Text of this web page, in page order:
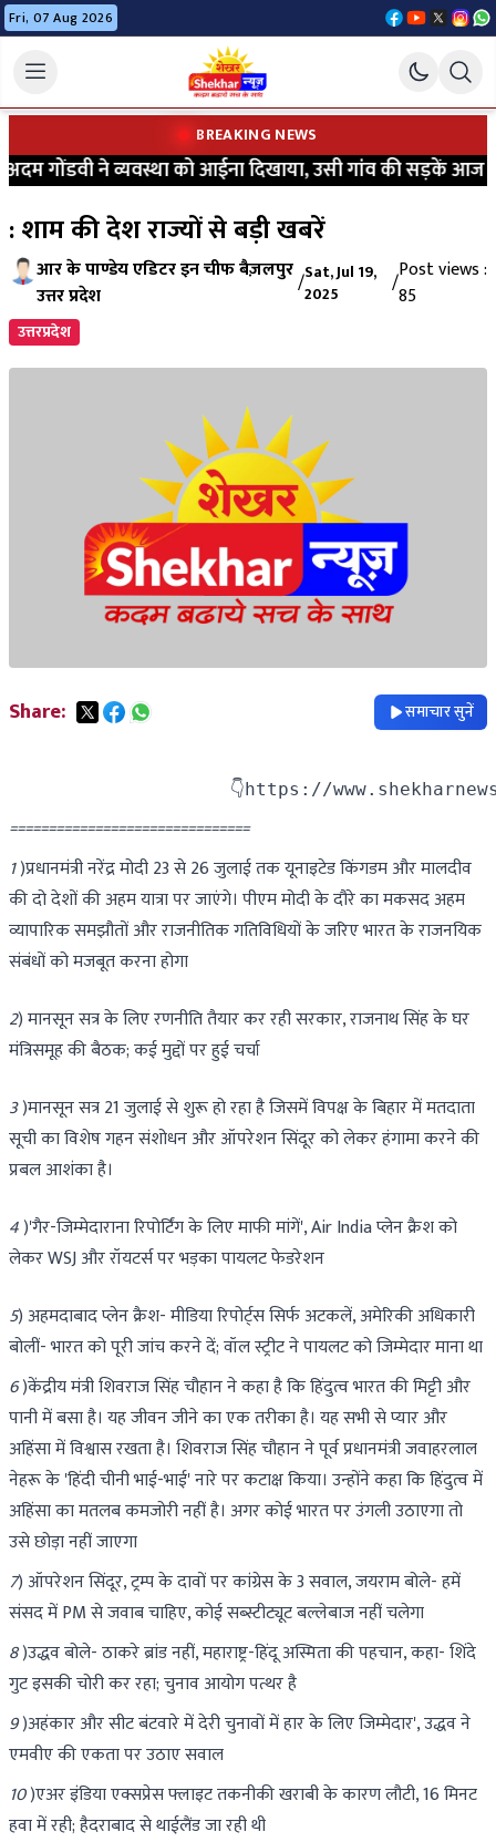
Fri, 07 Aug 2026
BREAKING NEWS
गोंडवी ने व्यवस्था को आईना दिखाया, उसी गांव की सड़कें आज भी
: शाम की देश राज्यों से बड़ी खबरें
आर के पाण्डेय एडिटर इन चीफ बैज़लपुर
उत्तर प्रदेश
/Sat, Jul 19,
2025
/Post views :
85
उत्तरप्रदेश
Share: समाचार सुनें
👇https://
===============================
1)प्रधानमंत्री नरेंद्र मोदी 23 से 26 जुलाई तक यूनाइटेड किंगडम और मालदीव
की दो देशों की अहम यात्रा पर जाएंगे। पीएम मोदी के दौरे का मकसद अहम
व्यापारिक समझौतों और राजनीतिक गतिविधियों के जरिए भारत के राजनयिक
संबंधों को मजबूत करना होगा
2) मानसून सत्र के लिए रणनीति तैयार कर रही सरकार, राजनाथ सिंह के घर
मंत्रिसमूह की बैठक; कई मुद्दों पर हुई चर्चा
3)मानसून सत्र 21 जुलाई से शुरू हो रहा है जिसमें विपक्ष के बिहार में मतदाता
सूची का विशेष गहन संशोधन और ऑपरेशन सिंदूर को लेकर हंगामा करने की
प्रबल आशंका है।
4)'गैर-जिम्मेदाराना रिपोर्टिंग के लिए माफी मांगें', Air India प्लेन क्रैश को
लेकर WSJ और रॉयटर्स पर भड़का पायलट फेडरेशन
5) अहमदाबाद प्लेन क्रैश- मीडिया रिपोर्ट्स सिर्फ अटकलें, अमेरिकी अधिकारी
बोलीं- भारत को पूरी जांच करने दें; वॉल स्ट्रीट ने पायलट को जिम्मेदार माना था
6)केंद्रीय मंत्री शिवराज सिंह चौहान ने कहा है कि हिंदुत्व भारत की मिट्टी और
पानी में बसा है। यह जीवन जीने का एक तरीका है। यह सभी से प्यार और
अहिंसा में विश्वास रखता है। शिवराज सिंह चौहान ने पूर्व प्रधानमंत्री जवाहरलाल
नेहरू के 'हिंदी चीनी भाई-भाई' नारे पर कटाक्ष किया। उन्होंने कहा कि हिंदुत्व में
अहिंसा का मतलब कमजोरी नहीं है। अगर कोई भारत पर उंगली उठाएगा तो
उसे छोड़ा नहीं जाएगा
7) ऑपरेशन सिंदूर, ट्रम्प के दावों पर कांग्रेस के 3 सवाल, जयराम बोले- हमें
संसद में PM से जवाब चाहिए, कोई सब्स्टीट्यूट बल्लेबाज नहीं चलेगा
8)उद्धव बोले- ठाकरे ब्रांड नहीं, महाराष्ट्र-हिंदू अस्मिता की पहचान, कहा- शिंदे
गुट इसकी चोरी कर रहा; चुनाव आयोग पत्थर है
9)अहंकार और सीट बंटवारे में देरी चुनावों में हार के लिए जिम्मेदार', उद्धव ने
एमवीए की एकता पर उठाए सवाल
10)एअर इंडिया एक्सप्रेस फ्लाइट तकनीकी खराबी के कारण लौटी, 16 मिनट
हवा में रही; हैदराबाद से थाईलैंड जा रही थी